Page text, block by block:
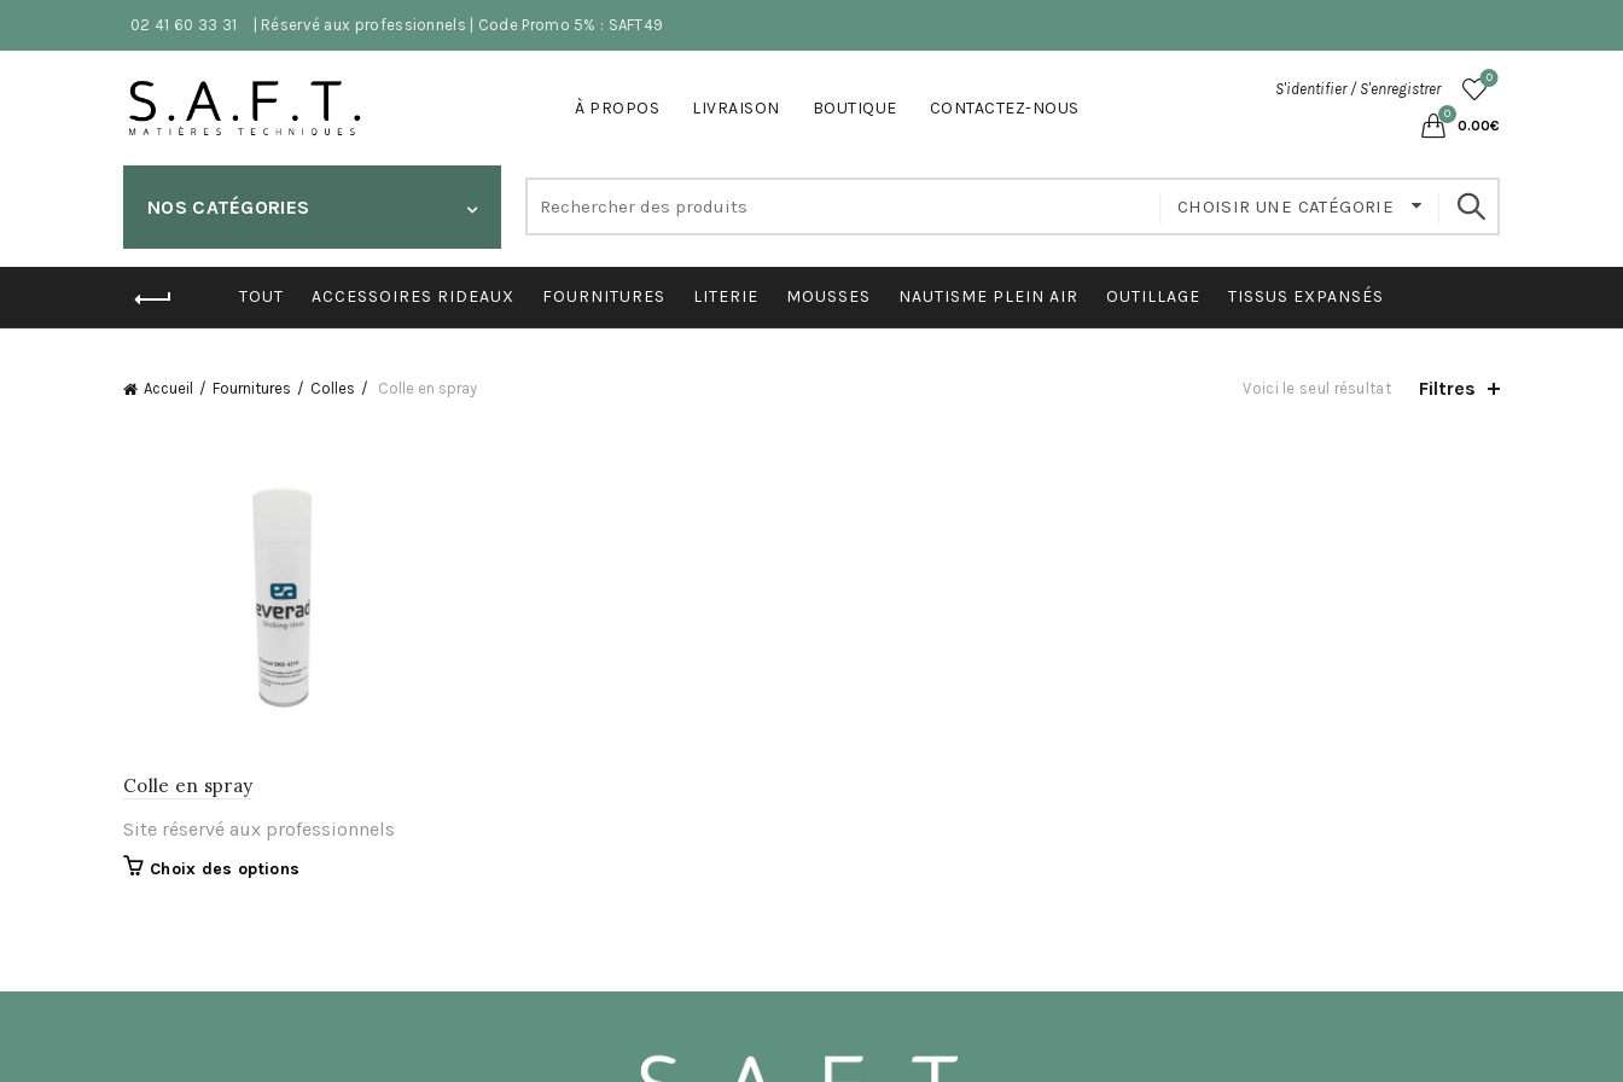
02 41 60 33 31 | Réservé aux professionnels | Code Promo 5% : SAFT49
À PROPOS LIVRAISON BOUTIQUE CONTACTEZ-NOUS
S'identifier / S'enregistrer
0
0
0.00€
NOS CATÉGORIES
for:
CHOISIR UNE CATÉGORIE
TOUT ACCESSOIRES RIDEAUX FOURNITURES LITERIE MOUSSES NAUTISME PLEIN AIR OUTILLAGE TISSUS EXPANSÉS
Accueil Fournitures Colles Colle en spray Voici le seul résultat Filtres
Colle en spray
Site réservé aux professionnels
Choix des options